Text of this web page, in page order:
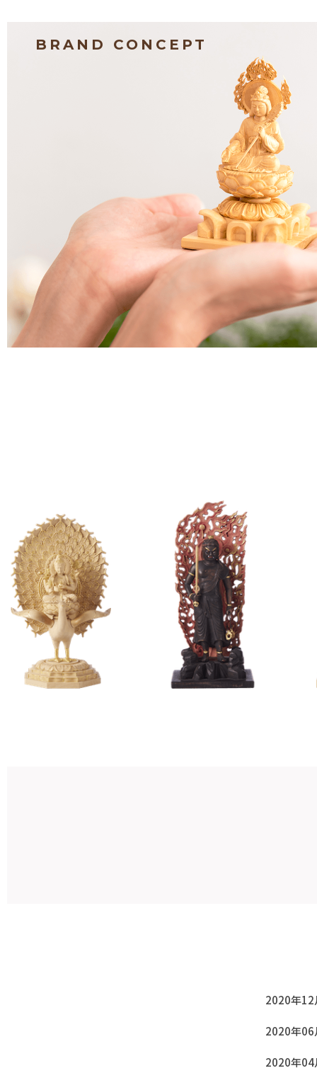
BRAND CONCEPT
2020年12
2020年06
2020年04